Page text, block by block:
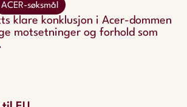
ACER-søksmål
klare konklusjon i Acer-dommen
motsetninger og forhold som